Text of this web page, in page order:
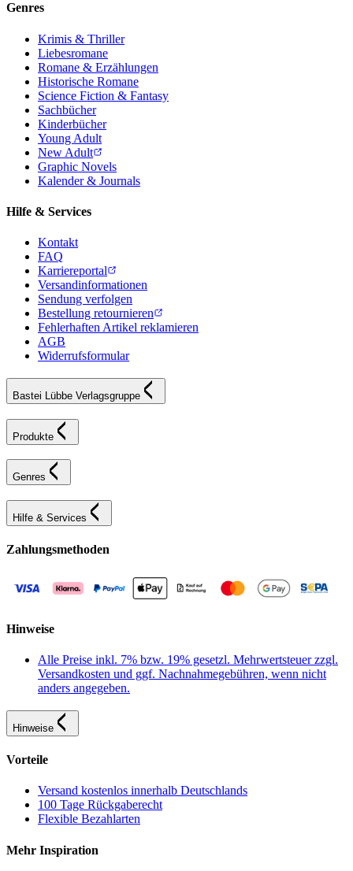
Genres
Krimis & Thriller
Liebesromane
Romane & Erzählungen
Historische Romane
Science Fiction & Fantasy
Sachbücher
Kinderbücher
Young Adult
New Adult
Graphic Novels
Kalender & Journals
Hilfe & Services
Kontakt
FAQ
Karriereportal
Versandinformationen
Sendung verfolgen
Bestellung retournieren
Fehlerhaften Artikel reklamieren
AGB
Widerrufsformular
Bastei Lübbe Verlagsgruppe
Produkte
Genres
Hilfe & Services
Zahlungsmethoden
Hinweise
Alle Preise inkl. 7% bzw. 19% gesetzl. Mehrwertsteuer zzgl.
Versandkosten und ggf. Nachnahmegebühren, wenn nicht
anders angegeben.
Hinweise
Vorteile
Versand kostenlos innerhalb Deutschlands
100 Tage Rückgaberecht
Flexible Bezahlarten
Mehr Inspiration